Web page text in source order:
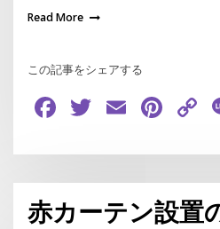
Read More
この記事をシェアする
Facebook
Twitter
Email
赤カーテン設置